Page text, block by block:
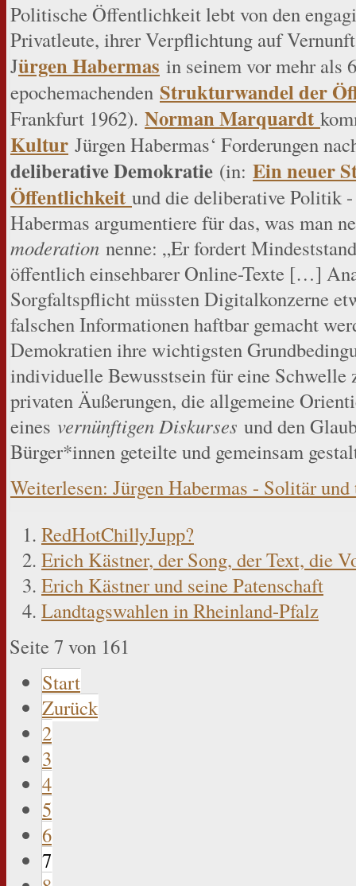
Politische Öffentlichkeit lebt von den
Privatleute, ihrer Verpflichtung auf
Jürgen Habermas in seinem vor mehr als
epochemachenden Strukturwandel der
Frankfurt 1962). Norman Marquardt
Kultur Jürgen Habermas‘ Forderungen
deliberative Demokratie (in: Ein neuer
Öffentlichkeit und die deliberative Politik
Habermas argumentiere für das, was man
moderation nenne: „Er fordert
öffentlich einsehbarer Online-Texte […]
Sorgfaltspflicht müssten Digitalkonzerne
falschen Informationen haftbar gemacht
Demokratien ihre wichtigsten
individuelle Bewusstsein für eine Schwelle
privaten Äußerungen, die allgemeine
eines vernünftigen Diskurses und den
Bürger*innen geteilte und gemeinsam
Weiterlesen: Jürgen Habermas - Solitär
RedHotChillyJupp?
Erich Kästner, der Song, der Text, die
Erich Kästner und seine Patenschaft
Landtagswahlen in Rheinland-Pfalz
Seite 7 von 161
Start
Zurück
2
3
4
5
6
7